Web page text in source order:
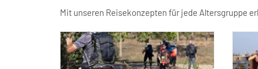
Mit unseren Reisekonzepten für jede Altersgruppe